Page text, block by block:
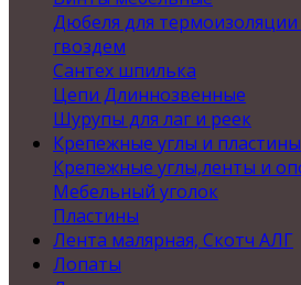
Дюбеля для термоизоляции
гвоздем
Сантех шпилька
Цепи Длиннозвенные
Шурупы для лаг и реек
Крепежные углы и пластины
Крепежные углы,ленты и
Мебельный уголок
Пластины
Лента малярная, Скотч АЛГ
Лопаты